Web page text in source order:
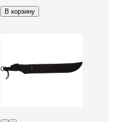
В корзину